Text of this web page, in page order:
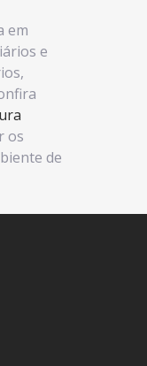
em
e
os
de